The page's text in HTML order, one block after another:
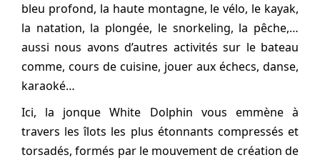
bleu profond, la haute montagne, le vélo, le kayak,
la natation, la plongée, le snorkeling, la pêche,…
aussi nous avons d’autres activités sur le bateau
comme, cours de cuisine, jouer aux échecs, danse,
karaoké…
Ici, la jonque White Dolphin vous emmène à
travers les îlots les plus étonnants compressés et
torsadés, formés par le mouvement de création de